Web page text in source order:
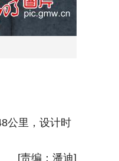
公里，设计时
[责编：潘迪]